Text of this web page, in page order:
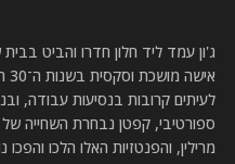
ג'ון עמד ליד חלון חדרו והביט בבית
ספורטיבי, קפטן נבחרת השחייה
מרילין, והפנטזיות האלו הלכו והפכו